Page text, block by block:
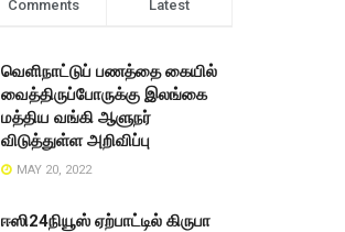
Comments Latest
வெளிநாட்டுப் பணத்தை கையில்
வைத்திருப்போருக்கு இலங்கை
மத்திய வங்கி ஆளுநர்
விடுத்துள்ள அறிவிப்பு
MAY 20, 2022
ஈஸி24நியூஸ் ஏற்பாட்டில் கிருபா